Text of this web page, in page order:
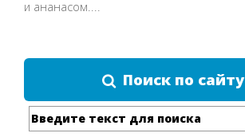
и ананасом....
Поиск по сайту